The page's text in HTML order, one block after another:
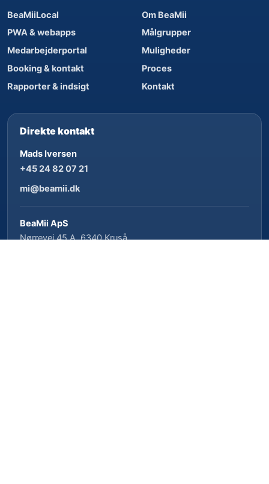
BeaMiiLocal
PWA & webapps
Medarbejderportal
Booking & kontakt
Rapporter & indsigt
Om BeaMii
Målgrupper
Muligheder
Proces
Kontakt
Direkte kontakt
Mads Iversen
+45 24 82 07 21
mi@beamii.dk
BeaMii ApS
Nørrevej 45 A, 6340 Kruså